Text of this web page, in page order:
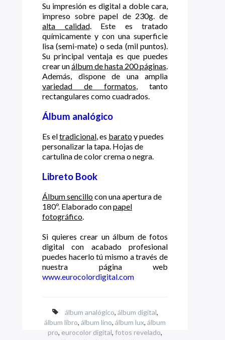
Su impresión es digital a doble cara,
impreso sobre papel de 230g. de
alta calidad. Este es tratado
químicamente y con una superficie
lisa (semi-mate) o seda (mil puntos).
Su principal ventaja es que puedes
crear unálbum de hasta 200 páginas.
Además, dispone de una amplia
variedad de formatos, tanto
rectangulares como cuadrados.
Álbum analógico
Es eltradicional, es baratoy puedes
personalizar la tapa. Hojas de
cartulina de color crema o negra.
Libreto Book
Álbum sencillocon una apertura de
180º. Elaborado conpapel
fotográfico.
Si quieres crear un álbum de fotos
digital con acabado profesional
puedes hacerlo tú mismo a través de
nuestra página web
www.eurocolordigital.com
álbum analógico, álbum digital,
álbum libro, álbum lino, álbum lux, álbum
pro, eurocolor digital, fotos revelado,